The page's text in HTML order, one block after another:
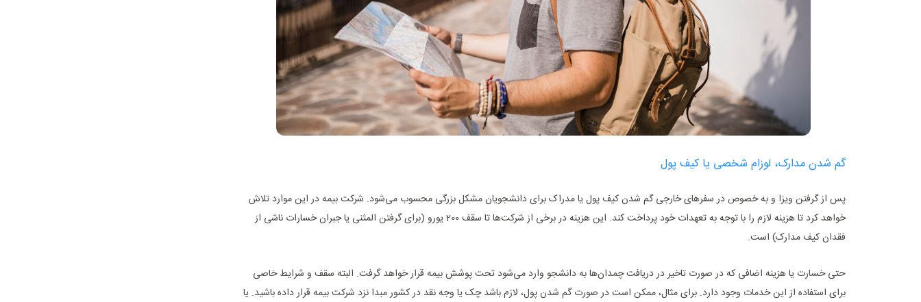
گم شدن مدارک، لوزام شخصی یا کیف پول
پس از گرفتن ویزا و به خصوص در سفرهای خارجی گم شدن کیف پول یا مدراک برای دانشجویان مشکل بزرگی محسوب می‌شود. شرکت بیمه در این موارد تلاش
خواهد کرد تا هزینه لازم را با توجه به تعهدات خود پرداخت کند. این هزینه در برخی از شرکت‌ها تا سقف 200 یورو (برای گرفتن المثنی یا جبران خسارات ناشی از
فقدان کیف مدارک) است.
حتی خسارت یا هزینه اضافی که در صورت تاخیر در دریافت چمدان‌ها به دانشجو وارد می‌شود تحت پوشش بیمه قرار خواهد گرفت. البته سقف و شرایط خاصی
برای استفاده از این خدمات وجود دارد. برای مثال، ممکن است در صورت گم شدن پول، لازم باشد چک یا وجه نقد در کشور مبدا نزد شرکت بیمه قرار داده باشید. یا